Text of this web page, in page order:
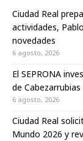
Ciudad Real
actividades,
novedades
6 agosto, 2026
El SEPRONA
de
6 agosto, 2026
Ciudad Real
Mundo 2026 y